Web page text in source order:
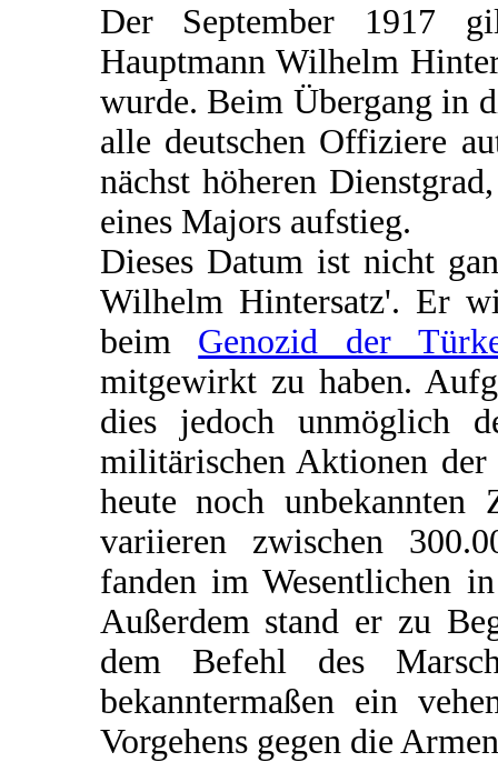
Der September 1917
Hauptmann Wilhelm
wurde. Beim Übergang in
alle deutschen Offiziere
nächst höheren
eines Majors aufstieg.
Dieses Datum ist nicht
Wilhelm Hintersatz'. Er
beim Genozid der
mitgewirkt zu haben.
dies jedoch unmöglich
militärischen Aktionen
heute noch unbekannten
variieren zwischen
fanden im Wesentlichen
Außerdem stand er zu
dem Befehl des
bekanntermaßen ein
Vorgehens gegen die